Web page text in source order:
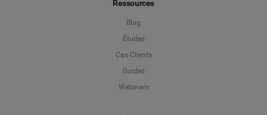
Ressources
Blog
Études
Cas Clients
Guides
Webinars